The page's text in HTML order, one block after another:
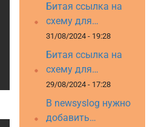
Битая ссылка на
схему для…
31/08/2024 - 19:28
Битая ссылка на
схему для…
29/08/2024 - 17:28
В newsyslog нужно
добавить…